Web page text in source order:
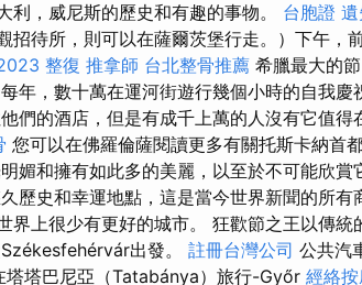
利，威尼斯的歷史和有趣的事物。 台胞證 遺
招待所，則可以在薩爾茨堡行走。）下午，
整復 推拿師 台北整骨推薦 希臘最大的
年，數十萬在運河街遊行幾個小時的自我慶
們的酒店，但是有成千上萬的人沒有它值得
您可以在佛羅倫薩閱讀更多有關托斯卡納首
媚和擁有如此多的美麗，以至於不可能欣賞
歷史和幸運地點，這是當今世界新聞的所有
界上很少有更好的城市。 狂歡節之王以傳統
出發。 註冊台灣公司 公共汽
塔塔巴尼亞（Tatabánya）旅行-Győr 經絡